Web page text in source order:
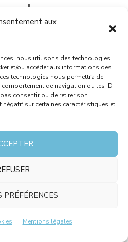
aux
nous utilisons des technologies
et/ou accéder aux informations des
technologies nous permettra de
de navigation ou les ID
consentir ou de retirer son
négatif sur certaines caractéristiques et
PRÉFÉRENCES
Mentions légales
2025 a mis en place
d’imposition des gains
ou dirigeants sur
dont ils
de « management
pour 2026 apporte
sur ce régime
:
imposé au barème
sur le revenu à
dans l’entreprise ;